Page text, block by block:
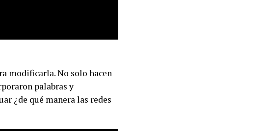
modificarla. No solo hacen
palabras y
¿de qué manera las redes